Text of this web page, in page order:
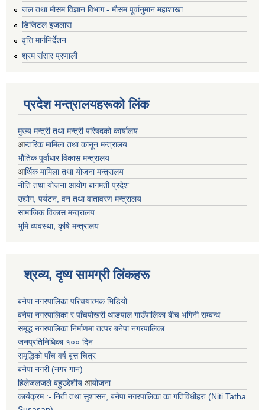
जल तथा मौसम विज्ञान विभाग - मौसम पूर्वानुमान महाशाखा
डिजिटल इजलास
वृत्ति मार्गनिर्देशन
श्रम संसार प्रणाली
प्रदेश मन्त्रालयहरूको लिंक
मुख्य मन्त्री तथा मन्त्री परिषदको कार्यालय
आन्तरिक मामिला तथा कानून मन्त्रालय
भाैतिक पूर्वाधार विकास मन्त्रालय
आर्थिक मामिला तथा योजना मन्त्रालय
नीति तथा योजना आयोग बागमती प्रदेश
उद्योग, पर्यटन, वन तथा वातावरण मन्त्रालय
सामाजिक विकास मन्त्रालय
भुमि व्यवस्था, कृषि मन्त्रालय
श्रव्य, दृष्य सामग्री लिंकहरू
बनेपा नगरपालिका परिचयात्मक भिडियो
बनेपा नगरपालिका र पाँचपोखरी थाङपाल गाउँपालिका बीच भगिनी सम्बन्ध
समृद्ध नगरपालिका निर्माणमा तत्पर बनेपा नगरपालिका
जनप्रतिनिधिका १०० दिन
समृद्धिको पाँच वर्ष बृत्त चित्र
बनेपा नगरी (नगर गान)
हिलेजलजले बहुउद्देशीय आयोजना
कार्यक्रम :- निती तथा सुशासन, बनेपा नगरपालिका का गतिविधीहरु (Niti Tatha